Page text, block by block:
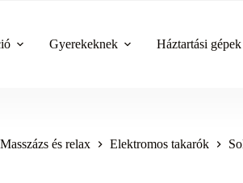
Gyerekeknek Háztartási gépek
Masszázs és relax Elektromos takarók